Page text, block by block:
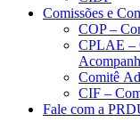
Comissões e
COP –
CPLAE –
Comitê
CIF –
Fale com a